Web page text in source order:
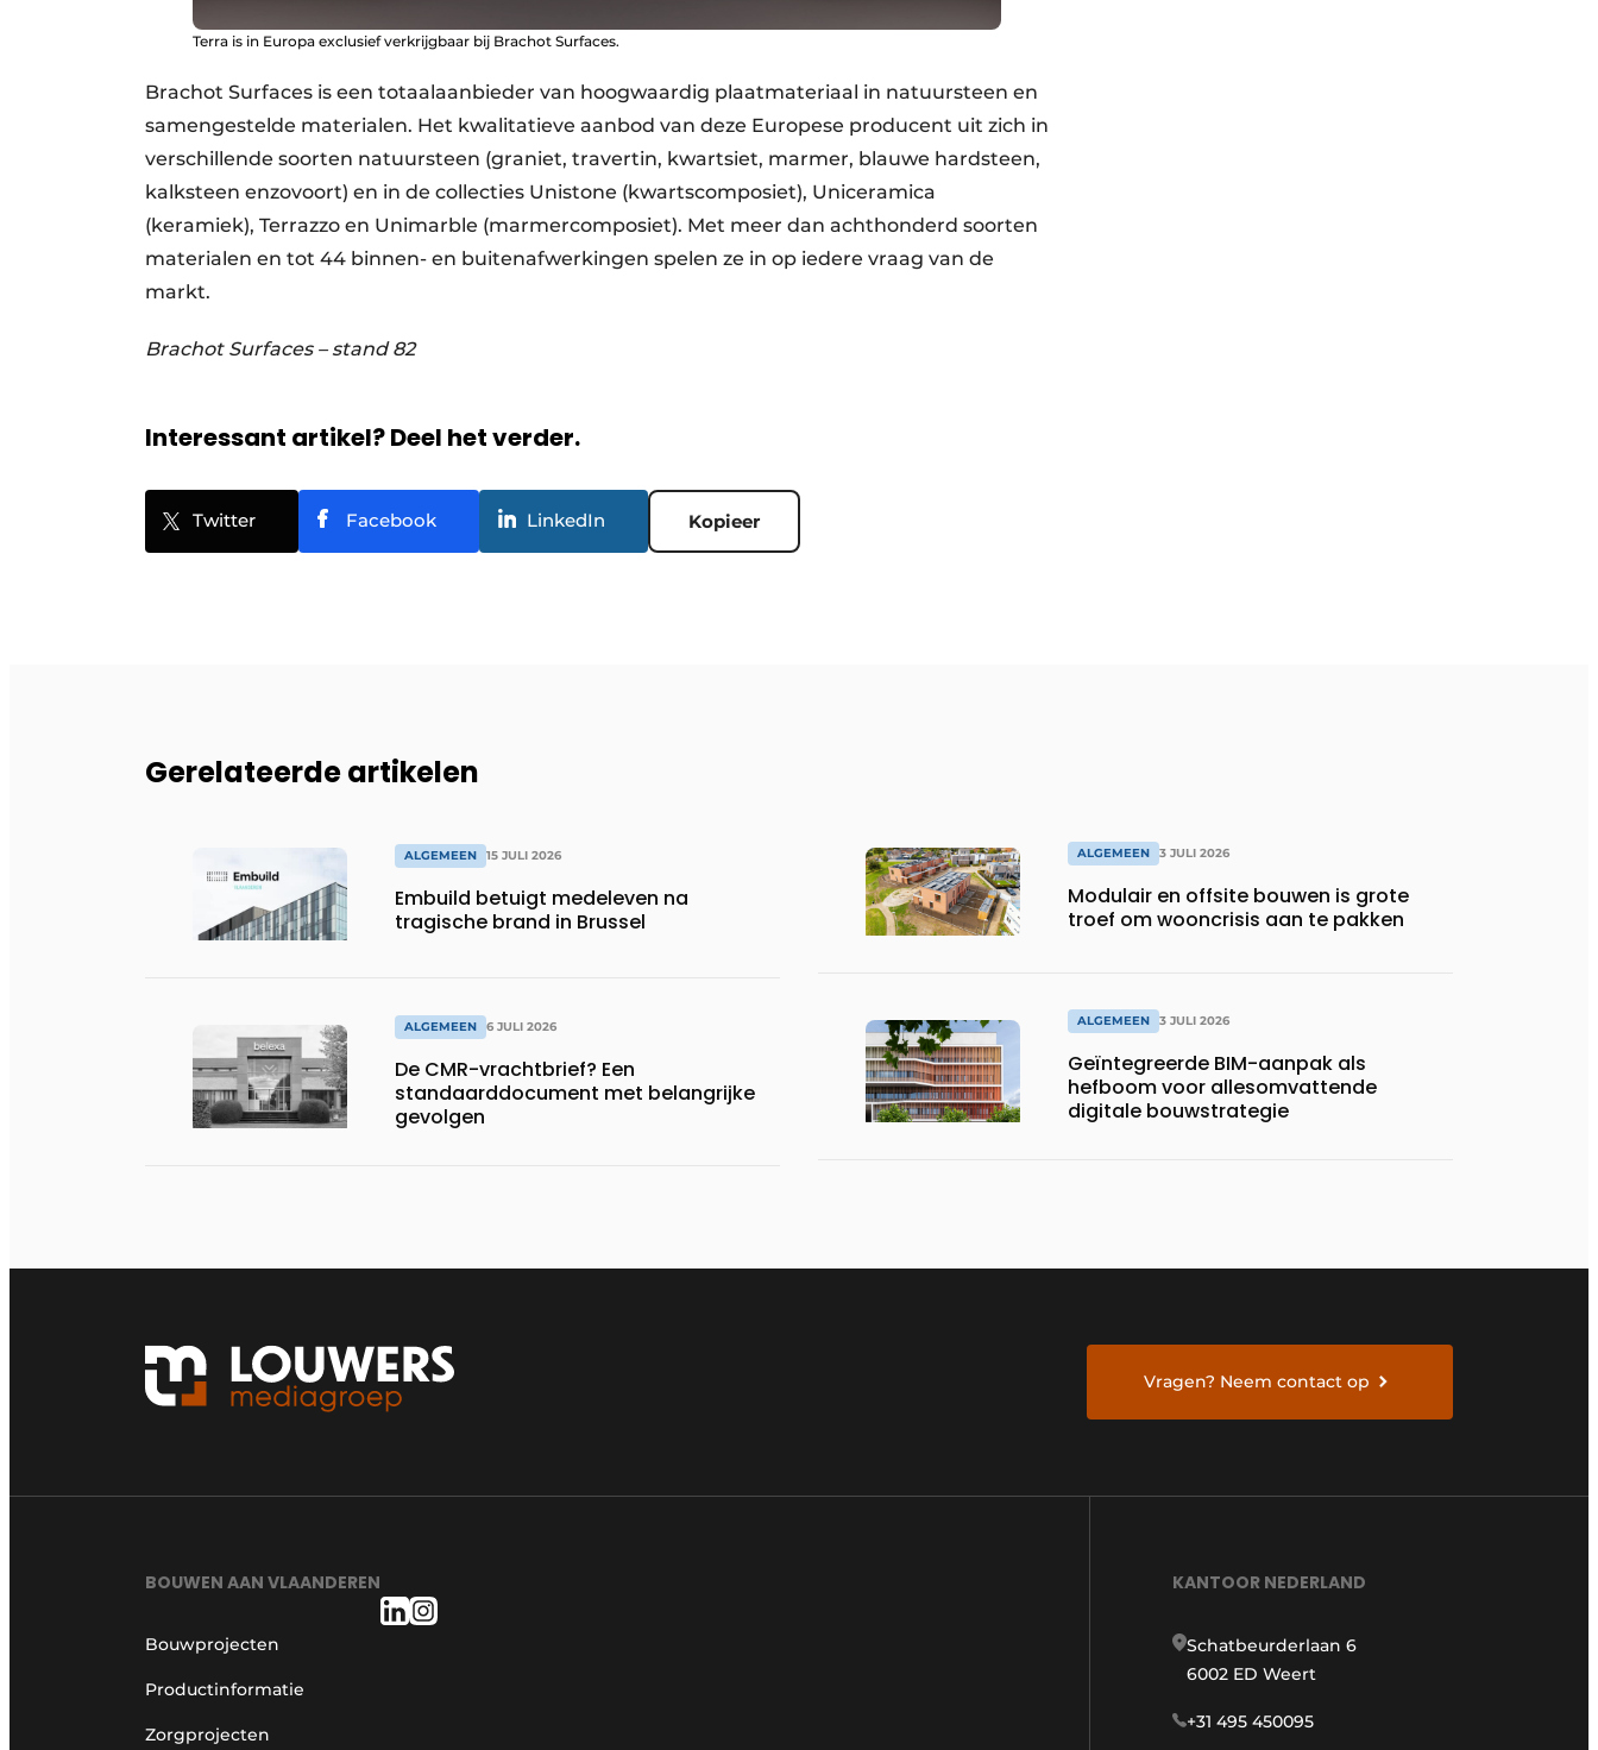
Terra is in Europa exclusief verkrijgbaar bij Brachot Surfaces.
Brachot Surfaces is een totaalaanbieder van hoogwaardig plaatmateriaal in natuursteen en
samengestelde materialen. Het kwalitatieve aanbod van deze Europese producent uit zich in
verschillende soorten natuursteen (graniet, travertin, kwartsiet, marmer, blauwe hardsteen,
kalksteen enzovoort) en in de collecties Unistone (kwartscomposiet), Uniceramica
(keramiek), Terrazzo en Unimarble (marmercomposiet). Met meer dan achthonderd soorten
materialen en tot 44 binnen- en buitenafwerkingen spelen ze in op iedere vraag van de
markt.
Brachot Surfaces – stand 82
Interessant artikel? Deel het verder.
Twitter Facebook LinkedIn Kopieer
Gerelateerde artikelen
ALGEMEEN 15 JULI 2026
Embuild betuigt medeleven na
tragische brand in Brussel
ALGEMEEN 6 JULI 2026
De CMR-vrachtbrief? Een
standaarddocument met belangrijke
gevolgen
ALGEMEEN 3 JULI 2026
Modulair en offsite bouwen is grote
troef om wooncrisis aan te pakken
ALGEMEEN 3 JULI 2026
Geïntegreerde BIM-aanpak als
hefboom voor allesomvattende
digitale bouwstrategie
Vragen? Neem contact op
BOUWEN AAN VLAANDEREN
Bouwprojecten
Productinformatie
Zorgprojecten
KANTOOR NEDERLAND
Schatbeurderlaan 6
6002 ED Weert
+31 495 450095